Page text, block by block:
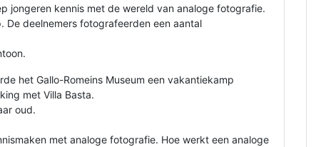
jongeren kennis met de wereld van analoge fotografie.
deelnemers fotografeerden een aantal
het Gallo-Romeins Museum een vakantiekamp
met Villa Basta.
oud.
met analoge fotografie. Hoe werkt een analoge